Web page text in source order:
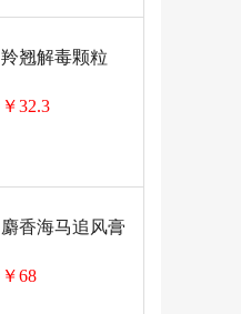
羚翘解毒颗粒
￥32.3
麝香海马追风膏
￥68